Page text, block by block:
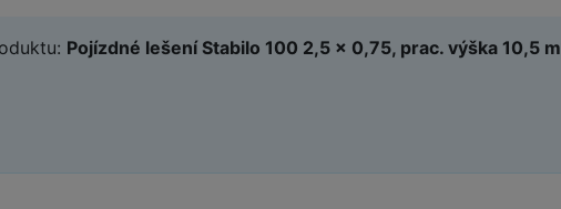
Pojízdné lešení Stabilo 100 2,5 x 0,75, prac. výška 10,5 m